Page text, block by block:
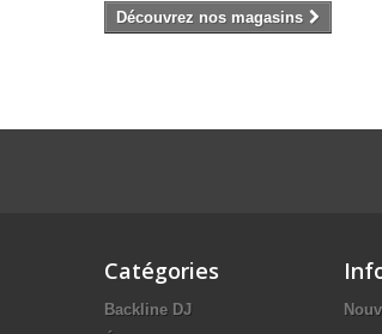
Découvrez nos magasins
Catégories
Backline DJ